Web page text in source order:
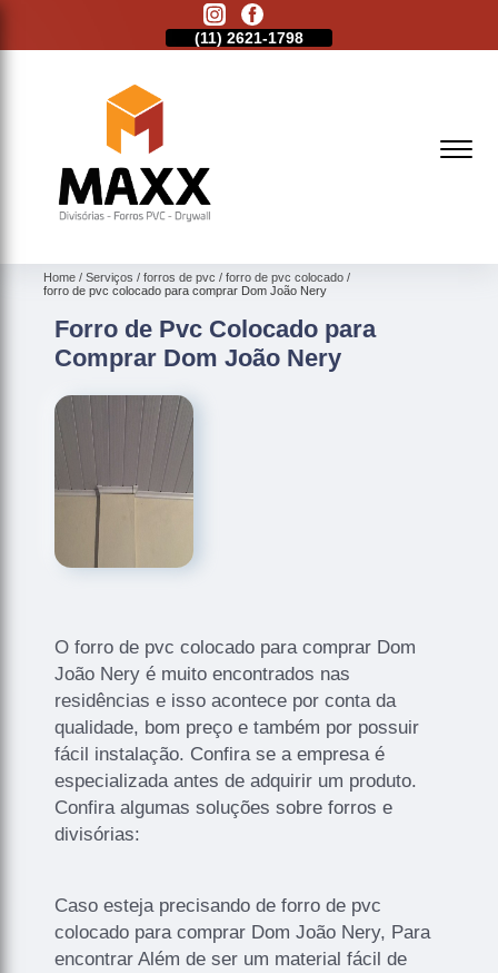
(11) 2621-1798
Home Serviços forros de pvc
forro de pvc colocado
forro de pvc colocado para comprar Dom João Nery
Forro de Pvc Colocado para
Comprar Dom João Nery
O forro de pvc colocado para comprar Dom
João Nery é muito encontrados nas
residências e isso acontece por conta da
qualidade, bom preço e também por possuir
fácil instalação. Confira se a empresa é
especializada antes de adquirir um produto.
Confira algumas soluções sobre forros e
divisórias:
Caso esteja precisando de forro de pvc
colocado para comprar Dom João Nery, Para
encontrar Além de ser um material fácil de